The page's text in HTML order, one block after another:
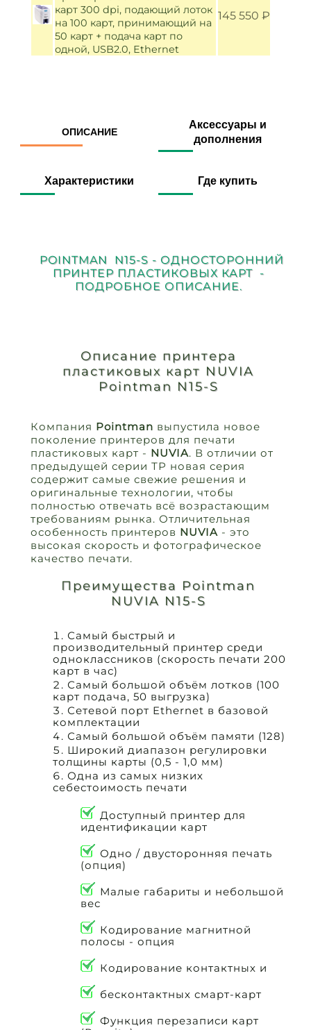
карт 300 dpi, подающий лоток
на 100 карт, принимающий на
50 карт + подача карт по
одной, USB2.0, Ethernet
145 550 ₽
ОПИСАНИЕ
Аксессуары и
дополнения
Характеристики Где купить
POINTMAN N15-S - ОДНОСТОРОННИЙ
ПРИНТЕР ПЛАСТИКОВЫХ КАРТ -
ПОДРОБНОЕ ОПИСАНИЕ.
Описание принтера
пластиковых карт NUVIA
Pointman N15-S
Компания Pointman выпустила новое
поколение принтеров для печати
пластиковых карт - NUVIA. В отличии от
предыдущей серии ТР новая серия
содержит самые свежие решения и
оригинальные технологии, чтобы
полностью отвечать всё возрастающим
требованиям рынка. Отличительная
особенность принтеров NUVIA - это
высокая скорость и фотографическое
качество печати.
Преимущества Pointman
NUVIA N15-S
Самый быстрый и
производительный принтер среди
одноклассников (скорость печати 200
карт в час)
Самый большой объём лотков (100
карт подача, 50 выгрузка)
Сетевой порт Ethernet в базовой
комплектации
Самый большой объём памяти (128)
Широкий диапазон регулировки
толщины карты (0,5 - 1,0 мм)
Одна из самых низких
себестоимость печати
Доступный принтер для
идентификации карт
Одно / двусторонняя печать
(опция)
Малые габариты и небольшой
вес
Кодирование магнитной
полосы - опция
Кодирование контактных и
бесконтактных смарт-карт
Функция перезаписи карт